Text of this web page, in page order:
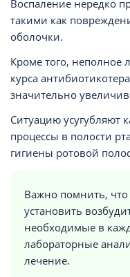
Воспаление нередко
такими как
оболочки.
Кроме того,
курса
значительно
Ситуацию усугубляют
процессы в полости
гигиены ротовой
Важно помнить,
установить
необходимые в
лабораторные
лечение.